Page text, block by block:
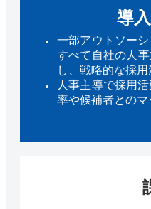
導
一部アウトソー
すべて自社の人
し、戦略的な採
人事主導で採用
率や候補者との